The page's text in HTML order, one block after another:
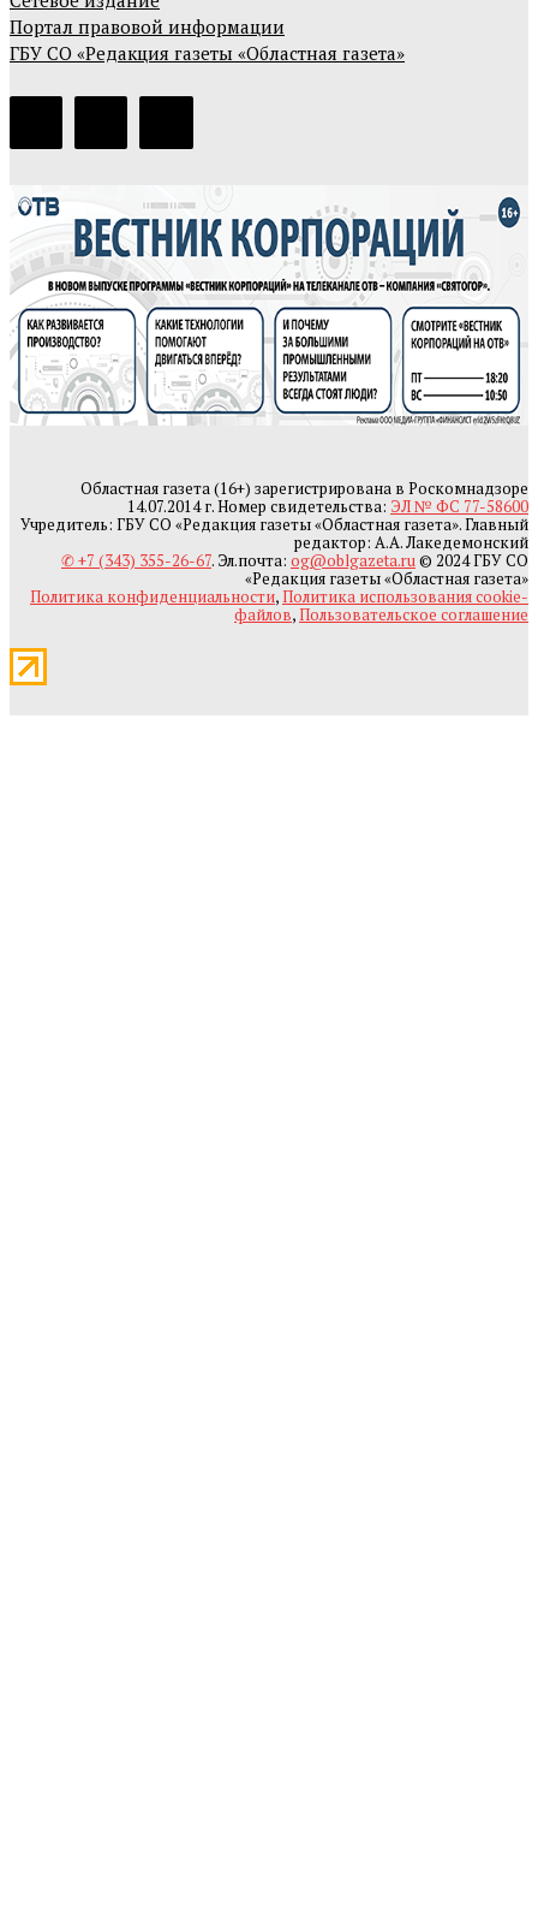
Портал правовой информации
ГБУ СО «Редакция газеты «Областная газета»
Областная газета (16+) зарегистрирована в Роскомнадзоре
14.07.2014 г. Номер свидетельства: ЭЛ № ФС 77-58600
Учредитель: ГБУ СО «Редакция газеты «Областная газета». Главный
редактор: А.А. Лакедемонский
✆ +7 (343) 355-26-67. Эл.почта: og@oblgazeta.ru© 2024 ГБУ СО
«Редакция газеты «Областная газета»
Политика конфиденциальности,Политика использования cookie-
файлов,Пользовательское соглашение